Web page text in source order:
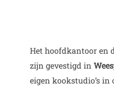
Het hoofdkantoor en
zijn gevestigd in
eigen kookstudio’s in